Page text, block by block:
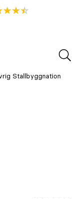
Stallbyggnation